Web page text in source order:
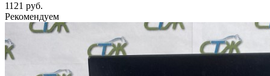
1121 руб.
Рекомендуем